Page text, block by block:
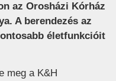
az Orosházi Kórház
A berendezés az
életfunkcióit
meg a K&H